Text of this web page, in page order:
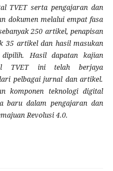
TVET serta pengajaran dan
dokumen melalui empat fasa
250 artikel, penapisan
35 artikel dan hasil masukan
Hasil dapatan kajian
TVET ini telah berjaya
pelbagai jurnal dan artikel.
komponen teknologi digital
baru dalam pengajaran dan
Revolusi 4.0.